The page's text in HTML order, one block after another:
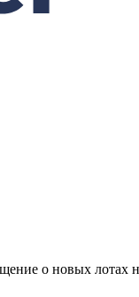
о новых лотах